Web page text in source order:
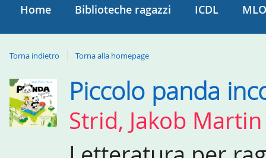
Home Biblioteche ragazzi ICDL
Torna indietro Torna alla homepage
Dettaglio
del
documento
Piccolo panda
Strid, Jakob Martin